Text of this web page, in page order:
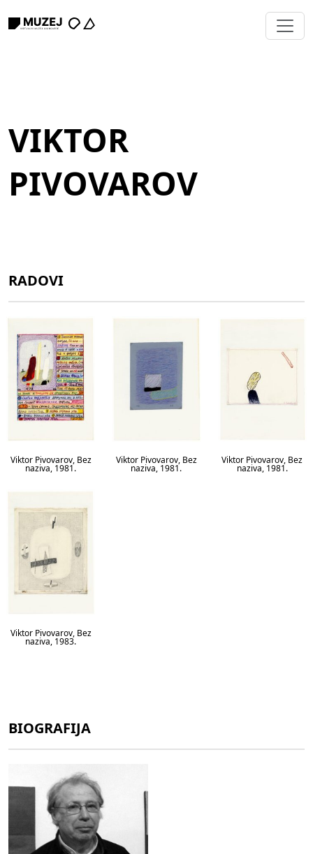
VIKTOR
PIVOVAROV
RADOVI
Viktor Pivovarov, Bez
naziva, 1981.
Viktor Pivovarov, Bez
naziva, 1981.
Viktor Pivovarov, Bez
naziva, 1981.
Viktor Pivovarov, Bez
naziva, 1983.
BIOGRAFIJA